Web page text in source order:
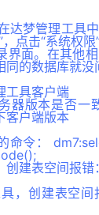
达梦管理工具
点击“系统权
界面。在其他
的数据库就没
工具客户端
器版本是否一
客户端版本
命令：
创建表空间报
，创建表空间